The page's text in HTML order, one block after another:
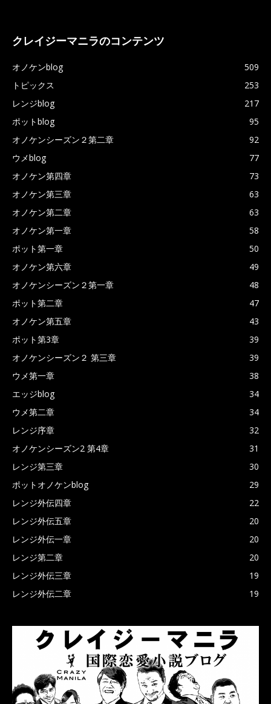
クレイジーマニラのコンテンツ
オノケンblog
509
トピックス
253
レンジblog
217
ポットblog
95
オノケンシーズン２第二章
92
ウメblog
77
オノケン第四章
73
オノケン第三章
63
オノケン第二章
63
オノケン第一章
58
ポット第一章
50
オノケン第六章
49
オノケンシーズン２第一章
48
ポット第二章
47
オノケン第五章
43
ポット第3章
39
オノケンシーズン２ 第三章
39
ウメ第一章
38
エッジblog
34
ウメ第二章
34
レンジ序章
32
オノケンシーズン2 第4章
31
レンジ第三章
30
ポットオノケンblog
29
レンジ外伝四章
22
レンジ外伝五章
20
レンジ外伝一章
20
レンジ第二章
20
レンジ外伝三章
19
レンジ外伝二章
19